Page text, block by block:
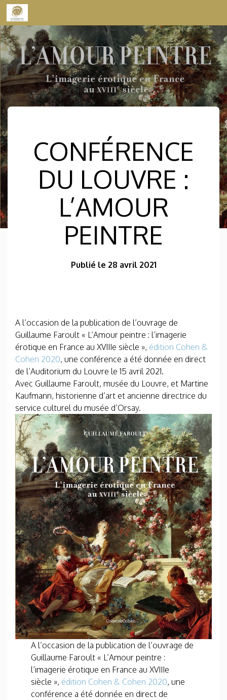
Skip to content
CONFÉRENCE
DU LOUVRE :
L’AMOUR
PEINTRE
Publié le 28 avril 2021
A l’occasion de la publication de l’ouvrage de
Guillaume Faroult « L’Amour peintre : l’imagerie
érotique en France au XVIIIe siècle », édition Cohen &
Cohen 2020, une conférence a été donnée en direct
de l’Auditorium du Louvre le 15 avril 2021.
Avec Guillaume Faroult, musée du Louvre, et Martine
Kaufmann, historienne d’art et ancienne directrice du
service culturel du musée d’Orsay.
A l’occasion de la publication de l’ouvrage de
Guillaume Faroult « L’Amour peintre :
l’imagerie érotique en France au XVIIIe
siècle », édition Cohen & Cohen 2020, une
conférence a été donnée en direct de